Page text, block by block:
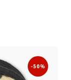
-50%